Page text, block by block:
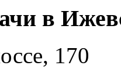
в
170